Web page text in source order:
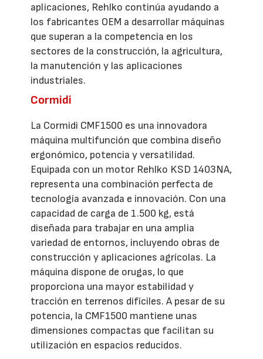
aplicaciones, Rehlko continúa ayudando a
los fabricantes OEM a desarrollar máquinas
que superan a la competencia en los
sectores de la construcción, la agricultura,
la manutención y las aplicaciones
industriales.
Cormidi
La Cormidi CMF1500 es una innovadora
máquina multifunción que combina diseño
ergonómico, potencia y versatilidad.
Equipada con un motor Rehlko KSD 1403NA,
representa una combinación perfecta de
tecnología avanzada e innovación. Con una
capacidad de carga de 1.500 kg, está
diseñada para trabajar en una amplia
variedad de entornos, incluyendo obras de
construcción y aplicaciones agrícolas. La
máquina dispone de orugas, lo que
proporciona una mayor estabilidad y
tracción en terrenos difíciles. A pesar de su
potencia, la CMF1500 mantiene unas
dimensiones compactas que facilitan su
utilización en espacios reducidos.